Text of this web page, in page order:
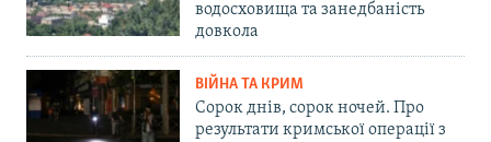
водосховища та занедбаність
довкола
ВІЙНА ТА КРИМ
Сорок днів, сорок ночей. Про
результати кримської операції з